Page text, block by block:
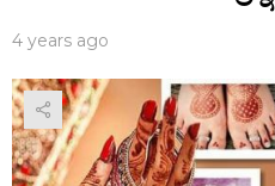
4 years ago